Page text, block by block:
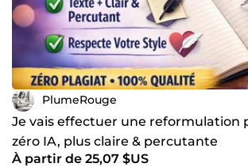
PlumeRouge
Je vais effectuer une reformulation
zéro IA, plus claire & percutante
À partir de 25,07 $US